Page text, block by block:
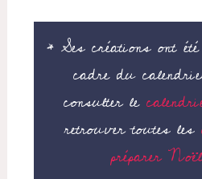
* Ses créations ont
cadre du
consulter le
retrouver toutes les
préparer Noël